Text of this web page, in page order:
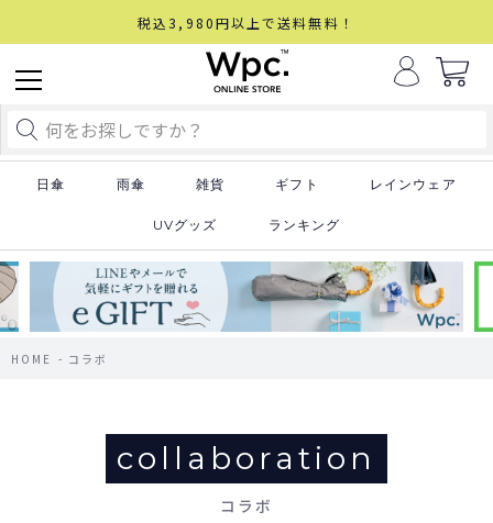
税込3,980円以上で送料無料！
日傘 雨傘 雑貨 ギフト レインウェア
UVグッズ ランキング
HOME コラボ
collaboration
コラボ